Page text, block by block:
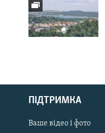
Русский
Qırımtatar
ДОЛУЧАЙСЯ!
ПІДТРИМКА
Ваше відео і фото